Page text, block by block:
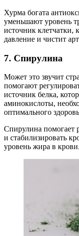
Хурма богата
уменьшают уровень
источник клетчатки,
давление и чистит
7. Спирулина
Может это звучит
помогают
источник белка,
аминокислоты,
оптимального
Спирулина помогает
и стабилизировать
уровень жира в крови.